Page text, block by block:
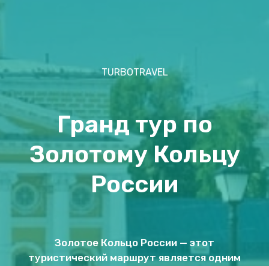
TURBOTRAVEL
Гранд тур по
Золотому Кольцу
России
Золотое Кольцо России — этот
туристический маршрут является одним